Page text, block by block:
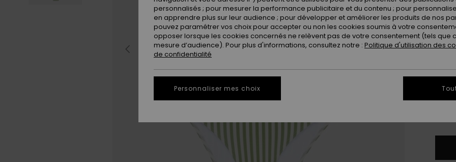
6
16
personnalisés ; pour mesurer la performance publicitaire et du contenu ; pour
en apprendre plus sur leur audience ; pour développer et améliorer les produits de nos
pouvez paramétrer vos choix pour accepter ou non les cookies soumis à votre
opposer lorsque les cookies concernés ne relèvent pas de votre consentement (tels que
mesure d’audience). Pour plus d'informations, consultez notre : Politique d'utilisation des
de confidentialité
Personnaliser mes choix